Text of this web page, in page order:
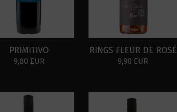
PRIMITIVO
9,80 EUR
RINGS FLEUR DE ROSÉ
9,90 EUR